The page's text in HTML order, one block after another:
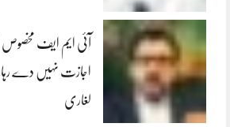
آئی ایم ایف مخصوص
اجازت نہیں دے رہا،
لغاری